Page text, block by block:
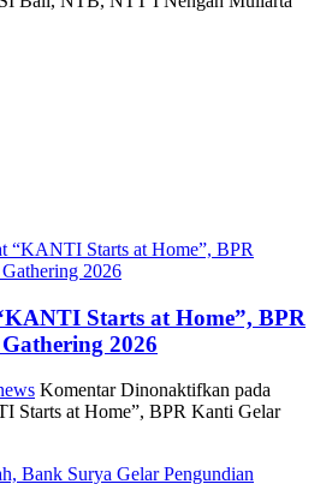
Starts at Home”, BPR
2026
Komentar Dinonaktifkan pada
Starts at Home”, BPR Kanti Gelar